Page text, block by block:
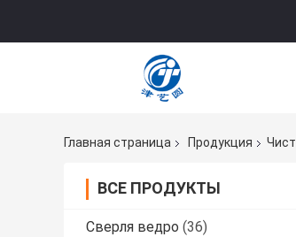
Главная страница Продукция
ВСЕ ПРОДУКТЫ
Сверля ведро (36)